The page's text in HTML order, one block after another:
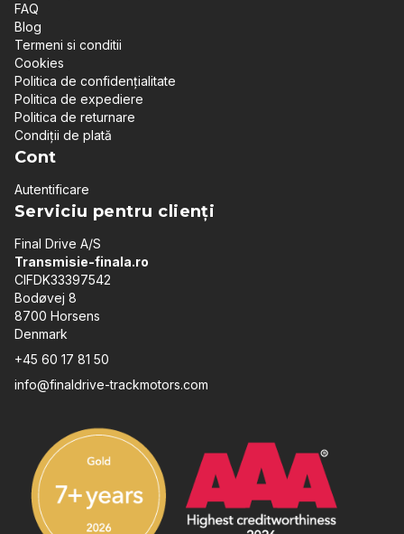
FAQ
Blog
Termeni si conditii
Cookies
Politica de confidențialitate
Politica de expediere
Politica de returnare
Condiții de plată
Cont
Autentificare
Serviciu pentru clienți
Final Drive A/S
Transmisie-finala.ro
CIFDK33397542
Bodøvej 8
8700 Horsens
Denmark
+45 60 17 81 50
info@finaldrive-trackmotors.com